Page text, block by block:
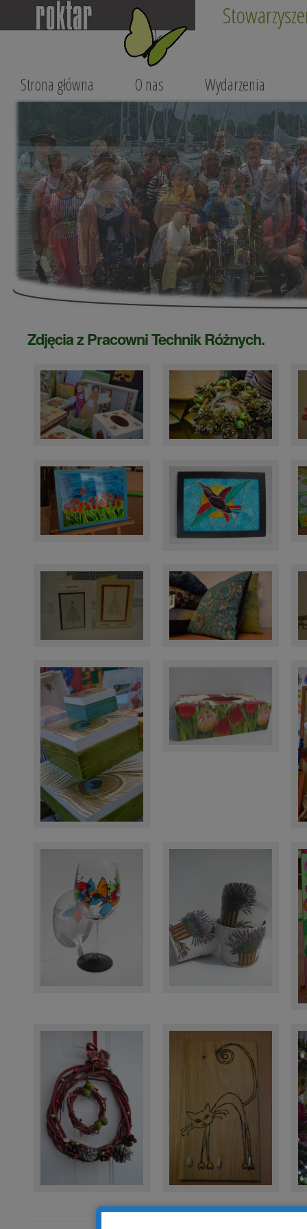
Strona główna O nas Wydarzenia
Zdjęcia z Pracowni Technik Różnych.